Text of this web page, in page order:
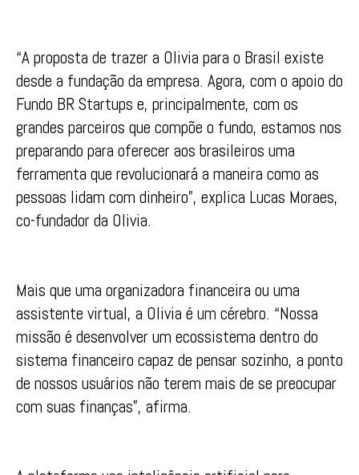
“A proposta de trazer a Olivia para o Brasil existe
desde a fundação da empresa. Agora, com o apoio do
Fundo BR Startups e, principalmente, com os
grandes parceiros que compõe o fundo, estamos nos
preparando para oferecer aos brasileiros uma
ferramenta que revolucionará a maneira como as
pessoas lidam com dinheiro”, explica Lucas Moraes,
co-fundador da Olivia.
Mais que uma organizadora financeira ou uma
assistente virtual, a Olivia é um cérebro. “Nossa
missão é desenvolver um ecossistema dentro do
sistema financeiro capaz de pensar sozinho, a ponto
de nossos usuários não terem mais de se preocupar
com suas finanças”, afirma.